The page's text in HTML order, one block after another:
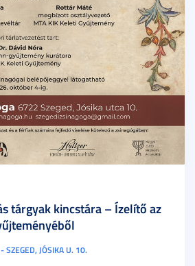
SZEGED, JÓSIKA U. 10.
tárgyak kincstára – Ízelítő az